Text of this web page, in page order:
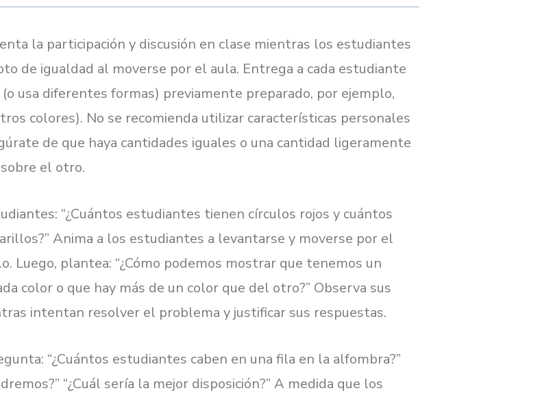
la participación y discusión en clase mientras los estudiantes
de igualdad al moverse por el aula. Entrega a cada estudiante
usa diferentes formas) previamente preparado, por ejemplo,
colores). No se recomienda utilizar características personales
de que haya cantidades iguales o una cantidad ligeramente
el otro.
“¿Cuántos estudiantes tienen círculos rojos y cuántos
Anima a los estudiantes a levantarse y moverse por el
Luego, plantea: “¿Cómo podemos mostrar que tenemos un
color o que hay más de un color que del otro?” Observa sus
intentan resolver el problema y justificar sus respuestas.
“¿Cuántos estudiantes caben en una fila en la alfombra?”
“¿Cuál sería la mejor disposición?” A medida que los